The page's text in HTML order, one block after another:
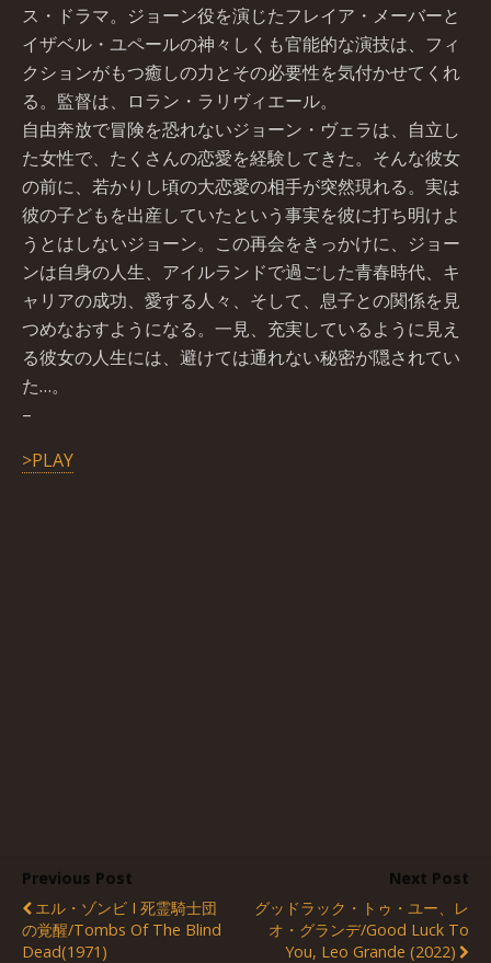
ス・ドラマ。ジョーン役を演じたフレイア・メーバーと
イザベル・ユペールの神々しくも官能的な演技は、フィ
クションがもつ癒しの力とその必要性を気付かせてくれ
る。監督は、ロラン・ラリヴィエール。
自由奔放で冒険を恐れないジョーン・ヴェラは、自立し
た女性で、たくさんの恋愛を経験してきた。そんな彼女
の前に、若かりし頃の大恋愛の相手が突然現れる。実は
彼の子どもを出産していたという事実を彼に打ち明けよ
うとはしないジョーン。この再会をきっかけに、ジョー
ンは自身の人生、アイルランドで過ごした青春時代、キ
ャリアの成功、愛する人々、そして、息子との関係を見
つめなおすようになる。一見、充実しているように見え
る彼女の人生には、避けては通れない秘密が隠されてい
た…。
–
>PLAY
Previous Post
エル・ゾンビ I 死霊騎士団
の覚醒/Tombs Of The Blind
Dead(1971)
Next Post
グッドラック・トゥ・ユー、レ
オ・グランデ/Good Luck To
You, Leo Grande (2022)